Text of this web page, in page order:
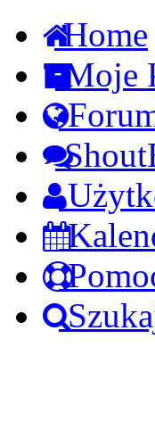
Home
Moje